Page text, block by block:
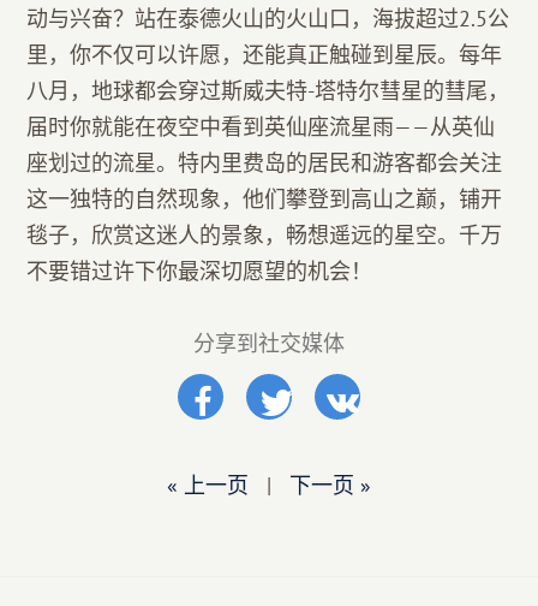
合作伙伴
Благотворительность
动与兴奋？站在泰德火山的火山口，海拔超过2.5公
里，你不仅可以许愿，还能真正触碰到星辰。每年
八月，地球都会穿过斯威夫特-塔特尔彗星的彗尾，
届时你就能在夜空中看到英仙座流星雨——从英仙
座划过的流星。特内里费岛的居民和游客都会关注
这一独特的自然现象，他们攀登到高山之巅，铺开
毯子，欣赏这迷人的景象，畅想遥远的星空。千万
不要错过许下你最深切愿望的机会！
分享到社交媒体
« 上一页 | 下一页 »